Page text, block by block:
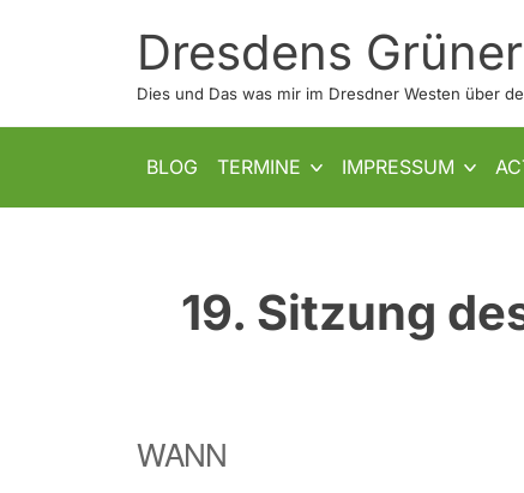
Dresdens
Dies und Das was mir im Dresdner Westen über
BLOG TERMINE SHOW SUB MENU
IMPRESSUM SHOW SUB
19. Sitzung
WANN